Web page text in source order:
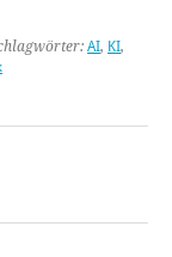
AI, KI,